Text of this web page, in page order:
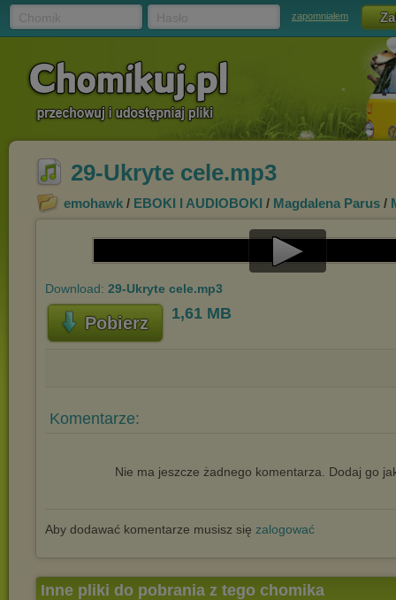
zapomniałem
29-Ukryte cele.mp3
emohawk / EBOKI I AUDIOBOKI / Magdalena Parus /
Play
Download: 29-Ukryte cele.mp3
Pobierz 1,61 MB
Komentarze:
Nie ma jeszcze żadnego komentarza. Dodaj go
Aby dodawać komentarze musisz się zalogować
Inne pliki do pobrania z tego chomika